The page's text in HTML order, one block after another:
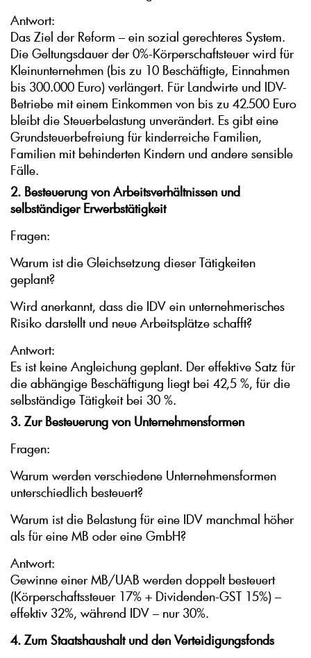
Antwort:
Das Ziel der Reform – ein sozial gerechteres System.
Die Geltungsdauer der 0%-Körperschaftsteuer wird für
Kleinunternehmen (bis zu 10 Beschäftigte, Einnahmen
bis 300.000 Euro) verlängert. Für Landwirte und IDV-
Betriebe mit einem Einkommen von bis zu 42.500 Euro
bleibt die Steuerbelastung unverändert. Es gibt eine
Grundsteuerbefreiung für kinderreiche Familien,
Familien mit behinderten Kindern und andere sensible
Fälle.
2. Besteuerung von Arbeitsverhältnissen und
selbständiger Erwerbstätigkeit
Fragen:
Warum ist die Gleichsetzung dieser Tätigkeiten
geplant?
Wird anerkannt, dass die IDV ein unternehmerisches
Risiko darstellt und neue Arbeitsplätze schafft?
Antwort:
Es ist keine Angleichung geplant. Der effektive Satz für
die abhängige Beschäftigung liegt bei 42,5 %, für die
selbständige Tätigkeit bei 30 %.
3. Zur Besteuerung von Unternehmensformen
Fragen:
Warum werden verschiedene Unternehmensformen
unterschiedlich besteuert?
Warum ist die Belastung für eine IDV manchmal höher
als für eine MB oder eine GmbH?
Antwort:
Gewinne einer MB/UAB werden doppelt besteuert
(Körperschaftssteuer 17% + Dividenden-GST 15%) –
effektiv 32%, während IDV – nur 30%.
4. Zum Staatshaushalt und den Verteidigungsfonds